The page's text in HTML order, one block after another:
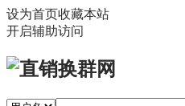
设为首页收藏本站
开启辅助访问